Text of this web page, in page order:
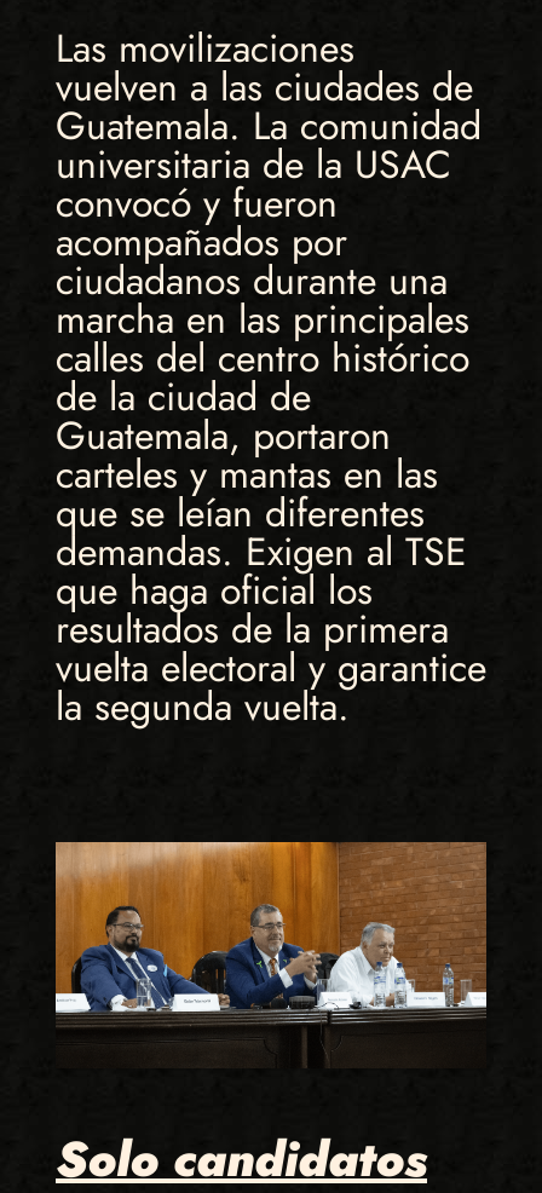
Las movilizaciones
vuelven a las ciudades de
Guatemala. La comunidad
universitaria de la USAC
convocó y fueron
acompañados por
ciudadanos durante una
marcha en las principales
calles del centro histórico
de la ciudad de
Guatemala, portaron
carteles y mantas en las
que se leían diferentes
demandas. Exigen al TSE
que haga oficial los
resultados de la primera
vuelta electoral y garantice
la segunda vuelta.
Solo candidatos